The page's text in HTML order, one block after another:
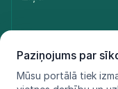
Paziņojums par
Mūsu portālā tiek